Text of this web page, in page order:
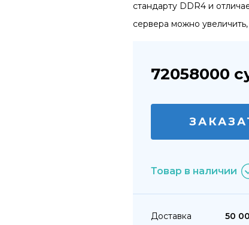
стандарту DDR4 и
сервера можно
72058000
Товар в наличии
Доставка
50